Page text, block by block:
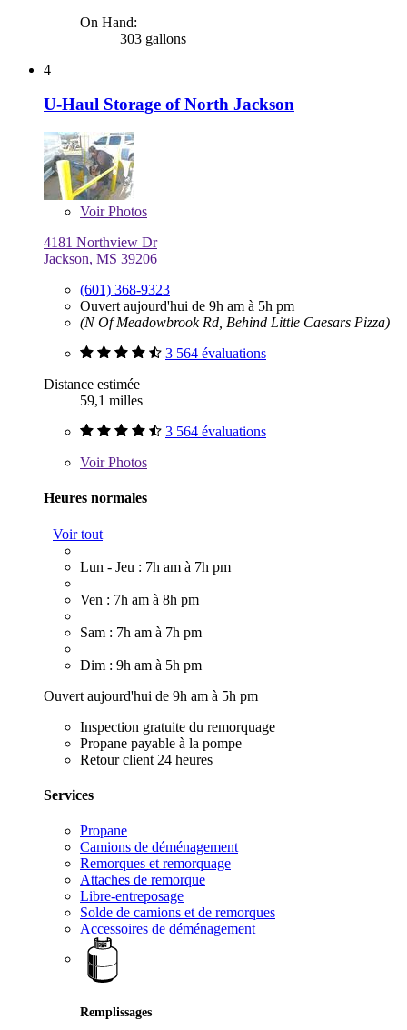
On Hand:
303 gallons
4
U-Haul Storage of North Jackson
VoirPhotos
4181 Northview Dr
Jackson, MS 39206
(601) 368-9323
Ouvert aujourd'hui de 9h am à 5h pm
(N Of Meadowbrook Rd, Behind Little Caesars Pizza)
3 564 évaluations
Distance estimée
59,1 milles
3 564 évaluations
VoirPhotos
Heures normales
Voir tout
Lun - Jeu : 7h am à 7h pm
Ven : 7h am à 8h pm
Sam : 7h am à 7h pm
Dim : 9h am à 5h pm
Ouvert aujourd'hui de 9h am à 5h pm
Inspection gratuite du remorquage
Propane payable à la pompe
Retour client 24 heures
Services
Propane
Camions de déménagement
Remorques et remorquage
Attaches de remorque
Libre-entreposage
Solde de camions et de remorques
Accessoires de déménagement
Remplissages